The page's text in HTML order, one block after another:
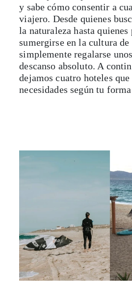
y sabe cómo consentir a
viajero. Desde quienes
la naturaleza hasta quienes
sumergirse en la cultura de
simplemente regalarse
descanso absoluto. A
dejamos cuatro hoteles
necesidades según tu